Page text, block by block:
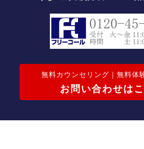
無料カウンセリング｜無料体
お問い合わせは